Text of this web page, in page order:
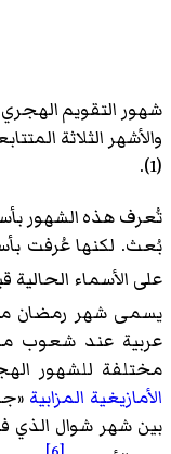
شهور التقويم
(1).
تُعرف هذه الشهور
بُعث. لكنها عُرفت
على الأسماء الحالية
يسمى شهر رمضان
عربية عند شعوب
مختلفة للشهور
الأمازيغية المزابية
بين شهر شوال الذي